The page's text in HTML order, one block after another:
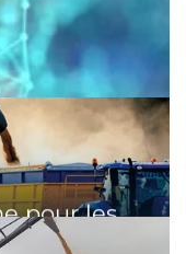
moins
en plus
à fa...